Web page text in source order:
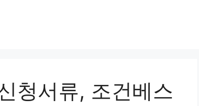
청서류, 조건베스